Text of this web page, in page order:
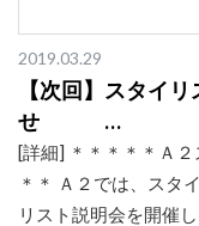
2019.03.29
【次回】スタイ
せ …
[詳細] ＊＊＊＊＊Ａ
＊＊ Ａ２では、スタ
リスト説明会を開催